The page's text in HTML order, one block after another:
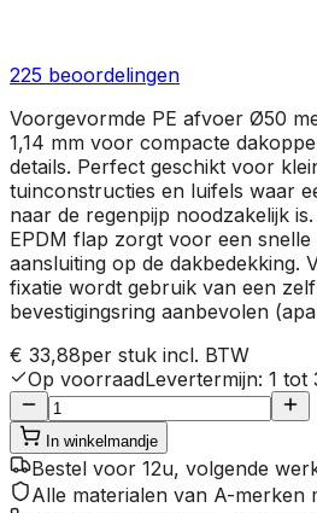
225 beoordelingen
Voorgevormde PE afvoer Ø50
1,14 mm voor compacte
details. Perfect geschikt voor
tuinconstructies en luifels waar
naar de regenpijp noodzakelijk
EPDM flap zorgt voor een snelle
aansluiting op de dakbedekking.
fixatie wordt gebruik van een
bevestigingsring aanbevolen
€ 33,88per stuk incl. BTW
Op voorraadLevertermijn: 1 tot
In winkelmandje
Bestel voor 12u, volgende
Alle materialen van A-merken